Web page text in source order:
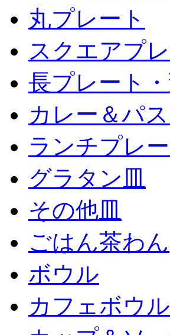
丸プレート
スクエアプ
長プレート
カレー＆パ
ランチプレー
グラタン皿
その他皿
ごはん茶わん
ボウル
カフェボウル